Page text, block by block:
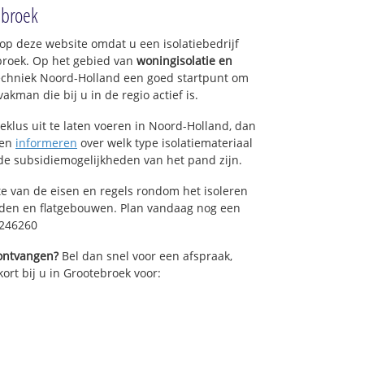
deze website omdat u een isolatiebedrijf
Op het gebied van woningisolatie en
Noord-Holland een goed startpunt om
die bij u in de regio actief is.
uit te laten voeren in Noord-Holland, dan
informeren over welk type isolatiemateriaal
subsidiemogelijkheden van het pand zijn.
van de eisen en regels rondom het isoleren
en flatgebouwen. Plan vandaag nog een
Bel dan snel voor een afspraak,
bij u in Grootebroek voor: